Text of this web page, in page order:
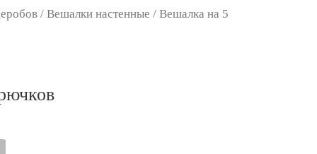
/ Вешалки настенные / Вешалка на 5